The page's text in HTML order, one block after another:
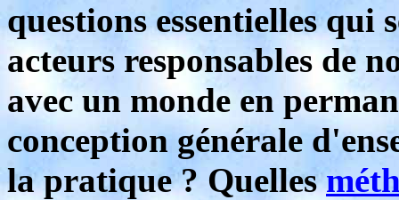
questions essentielles qui
acteurs responsables de
avec un monde en
conception générale
la pratique ? Quelles